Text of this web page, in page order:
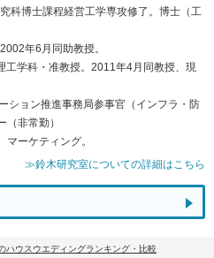
科博士課程経営工学専攻修了。博士（工
年6月同助教授。
学科・准教授。2011年4月同教授、現
ション推進事務局参事官（インフラ・防
非常勤）
ーケティング。
≫鈴木研究室についての詳細はこちら
ハウスウエディングランキング・比較